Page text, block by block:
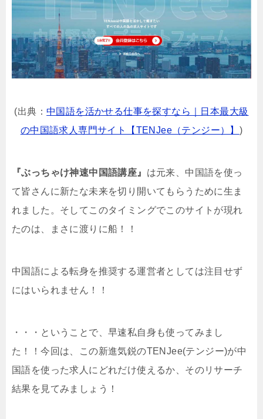
(出典：中国語を活かせる仕事を探すなら｜日本最大級
の中国語求人専門サイト【TENJee（テンジー）】 )
『ぶっちゃけ神速中国語講座』 は元来、中国語を使っ
て皆さんに新たな未来を切り開いてもらうために生ま
れました。そしてこのタイミングでこのサイトが現れ
たのは、まさに渡りに船！！
中国語による転身を推奨する運営者としては注目せず
にはいられません！！
・・・ということで、早速私自身も使ってみまし
た！！今回は、この新進気鋭のTENJee(テンジー)が中
国語を使った求人にどれだけ使えるか、そのリサーチ
結果を見てみましょう！